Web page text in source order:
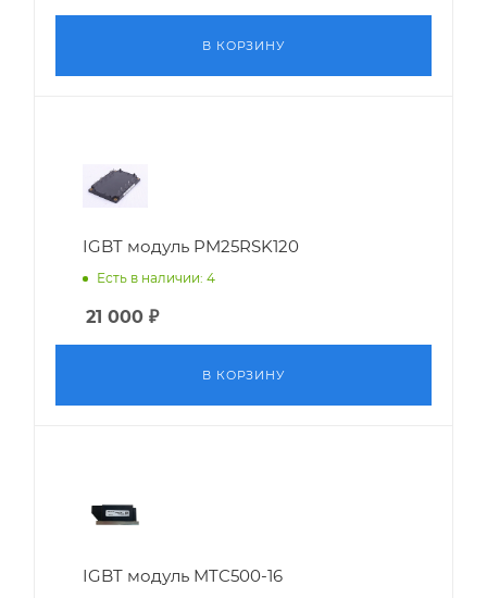
В КОРЗИНУ
IGBT модуль PM25RSK120
Есть в наличии: 4
21 000 ₽
В КОРЗИНУ
IGBT модуль MTC500-16